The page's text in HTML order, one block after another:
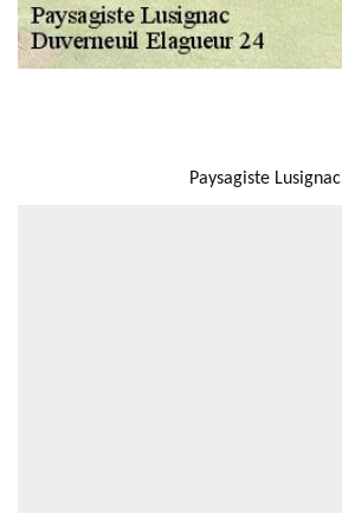
Paysagiste Lusignac